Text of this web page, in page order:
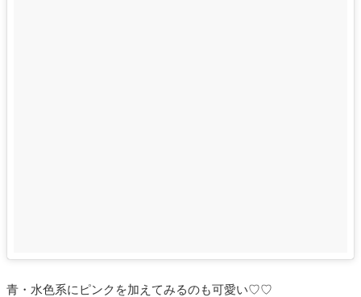
青・水色系にピンクを加えてみるのも可愛い♡♡